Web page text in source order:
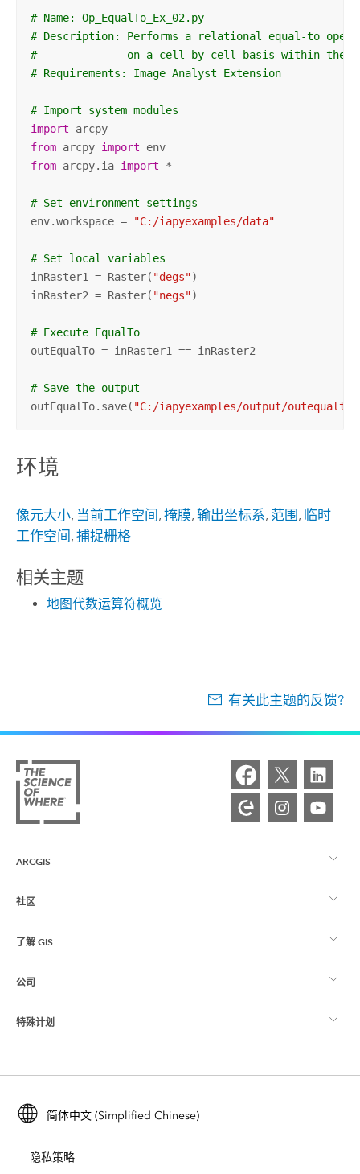
# Name: Op_EqualTo_Ex_02.py
# Description: Performs a relational equal-to
#              on a cell-by-cell basis within the
# Requirements: Image Analyst Extension
# Import system modules
import
arcpy
from arcpy import
env
from arcpy.ia import *
# Set environment settings
env.workspace =
"C:/iapyexamples/data"
# Set local variables
inRaster1 = Raster( "degs")
inRaster2 = Raster( "negs")
# Execute EqualTo
outEqualTo = inRaster1 == inRaster2
# Save the output
outEqualTo.save( "C:/iapyexamples/output/outequalto"
环境
像元大小, 当前工作空间, 掩膜, 输出坐标系, 范围, 临时
工作空间, 捕捉栅格
相关主题
地图代数运算符概览
有关此主题的反馈?
ARCGIS
ArcGIS 概览
制图
社区
Esri 社区
ArcGIS 博客
Esri 年轻专家关系网
了解 GIS
什么是 GIS？
位置智能
培训
ArcUser
ArcNews
公司
关于 Esri
招贤纳士
开放视野
特殊计划
ArcGIS for Student Use
保护
简体中文 (Simplified Chinese)
隐私策略